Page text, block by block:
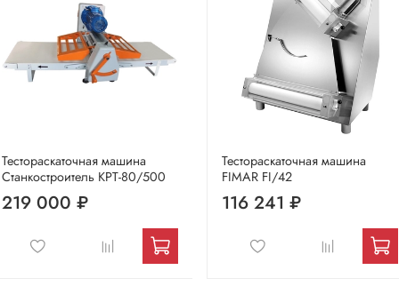
Тестораскаточная машина
Станкостроитель КРТ-80/500
219 000 ₽
Тестораскаточная машина
FIMAR FI/42
116 241 ₽